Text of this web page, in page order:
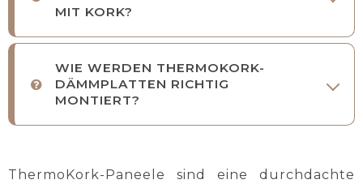
MIT KORK?
WIE WERDEN THERMOKORK-
DÄMMPLATTEN RICHTIG
MONTIERT?
ThermoKork-Paneele sind eine durchdachte